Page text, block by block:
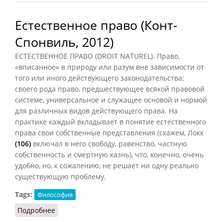
Естественное право (Конт-
Спонвиль, 2012)
ЕСТЕСТВЕННОЕ ПРАВО (DROIT NATUREL). Право,
«вписанное» в природу или разум вне зависимости от
того или иного действующего законодательства;
своего рода право, предшествующее всякой правовой
системе, универсальное и служащее основой и нормой
для различных видов действующего права. На
практике каждый вкладывает в понятие естественного
права свои собственные представления (скажем, Локк
(106) включал в него свободу, равенство, частную
собственность и смертную казнь), что, конечно, очень
удобно, но, к сожалению, не решает ни одну реально
существующую проблему.
Tags:
Философия
Подробнее